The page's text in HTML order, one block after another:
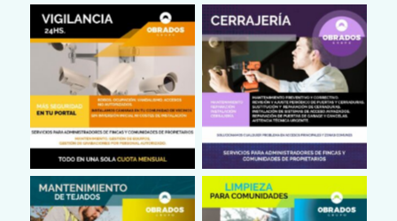
Cámaras en Portales Cerrajería